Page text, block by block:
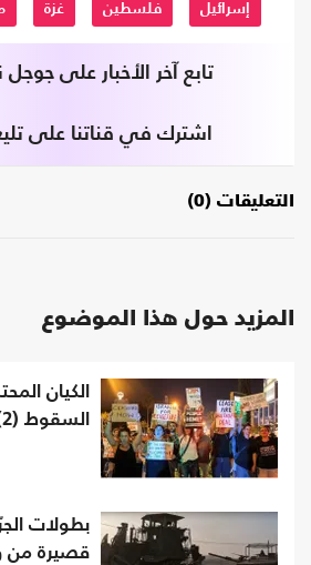
إسرائيل فلسطين غزة
تابع آخر الأخبار على جوجل
اشترك في قناتنا على
التعليقات (0)
المزيد حول هذا الموضوع
الكيان
السقوط (2)
قصيرة من